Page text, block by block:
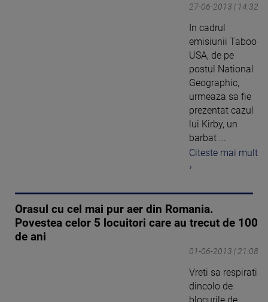
27-06-2013 | 14:32
In cadrul
emisiunii Taboo
USA, de pe
postul National
Geographic,
urmeaza sa fie
prezentat cazul
lui Kirby, un
barbat ...
Citeste mai mult
›
Orasul cu cel mai pur aer din Romania.
Povestea celor 5 locuitori care au trecut de 100
de ani
01-06-2013 | 21:08
Vreti sa respirati
dincolo de